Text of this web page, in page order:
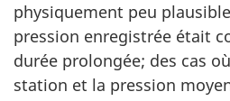
physiquement peu
pression enregistrée était
durée prolongée; des cas
station et la pression